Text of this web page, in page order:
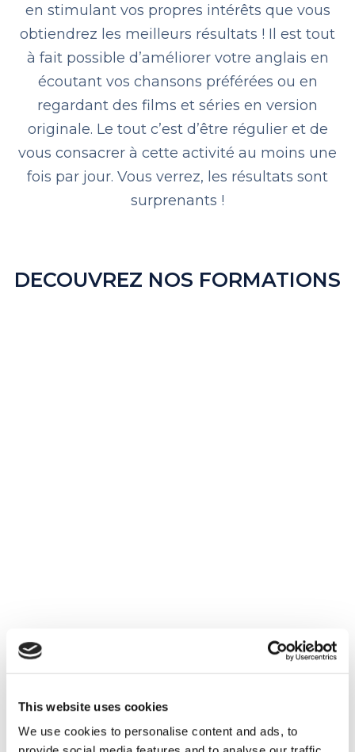
This website uses cookies
We use cookies to personalise content and ads, to
en stimulant vos propres intérêts que vous
obtiendrez les meilleurs résultats ! Il est tout
à fait possible d’améliorer votre anglais en
écoutant vos chansons préférées ou en
regardant des films et séries en version
originale. Le tout c’est d’être régulier et de
vous consacrer à cette activité au moins une
fois par jour. Vous verrez, les résultats sont
surprenants !
DECOUVREZ NOS FORMATIONS